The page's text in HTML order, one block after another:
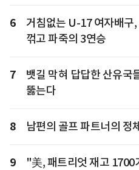
6
거침없는 U-17 여자배구
꺾고 파죽의 3연승
7
뱃길 막혀 답답한 산유
뚫는다
8 남편의 골프 파트너의 정체
9
"美, 패트리엇 재고